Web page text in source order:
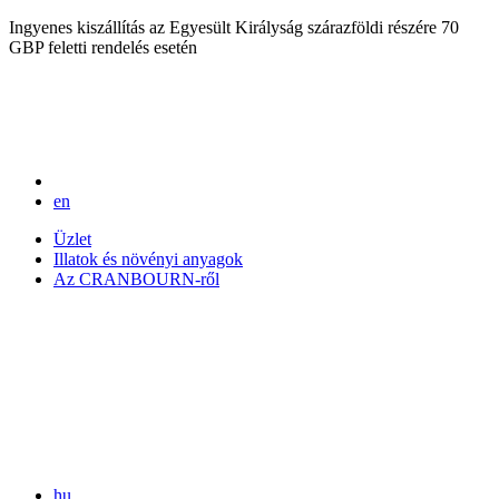
Ingyenes kiszállítás az Egyesült Királyság szárazföldi részére 70
GBP feletti rendelés esetén
en
Üzlet
Illatok és növényi anyagok
Az CRANBOURN-ről
hu